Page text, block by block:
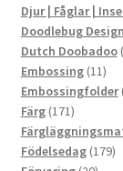
Djur | Fåglar |
Doodlebug Design
Dutch Doobadoo
Embossing 1111
Embossingfolder
Färg 171171
Födelsedag 179179